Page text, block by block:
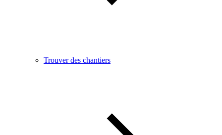
Trouver des chantiers